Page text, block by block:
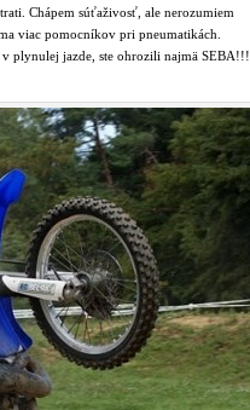
Chápem súťaživosť, ale nerozumiem
viac pomocníkov pri pneumatikách.
plynulej jazde, ste ohrozili najmä SEBA!!!